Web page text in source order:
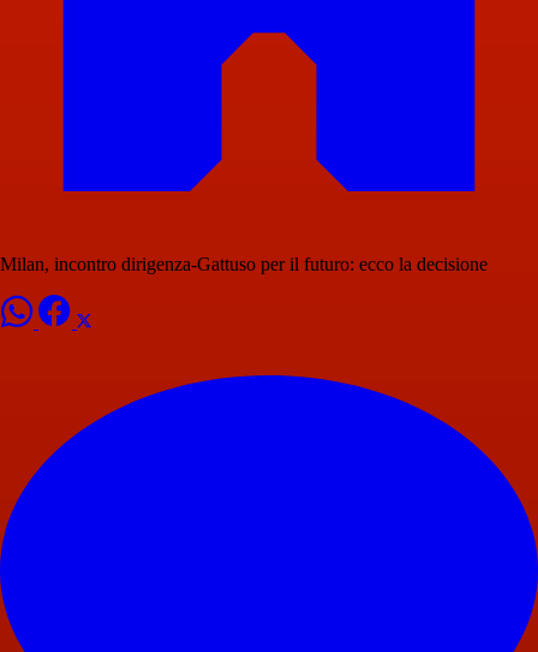
Milan, incontro dirigenza-Gattuso per il futuro: ecco la decisione